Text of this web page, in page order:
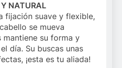
NATURAL
fijación suave y flexible,
se mueva
mantiene su forma y
día. Su buscas unas
¡esta es tu aliada!